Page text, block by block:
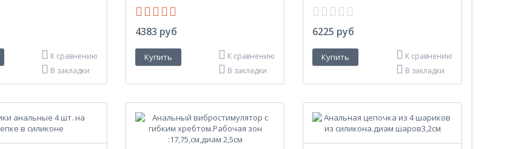
К сравнению
В закладки
4383 руб
К сравнению
В закладки
6225 руб
К сравнению
В закладки